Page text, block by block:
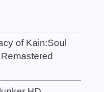
of Kain:Soul